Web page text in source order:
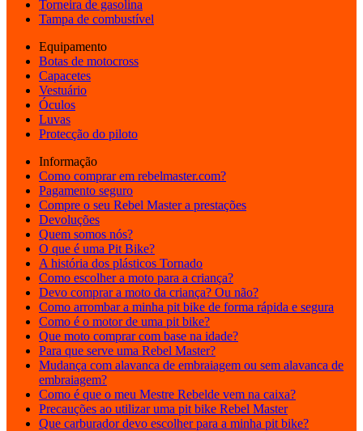
Torneira de gasolina
Tampa de combustível
Equipamento
Botas de motocross
Capacetes
Vestuário
Óculos
Luvas
Protecção do piloto
Informação
Como comprar em rebelmaster.com?
Pagamento seguro
Compre o seu Rebel Master a prestações
Devoluções
Quem somos nós?
O que é uma Pit Bike?
A história dos plásticos Tornado
Como escolher a moto para a criança?
Devo comprar a moto da criança? Ou não?
Como arrombar a minha pit bike de forma rápida e segura
Como é o motor de uma pit bike?
Que moto comprar com base na idade?
Para que serve uma Rebel Master?
Mudança com alavanca de embraiagem ou sem alavanca de
embraiagem?
Como é que o meu Mestre Rebelde vem na caixa?
Precauções ao utilizar uma pit bike Rebel Master
Que carburador devo escolher para a minha pit bike?